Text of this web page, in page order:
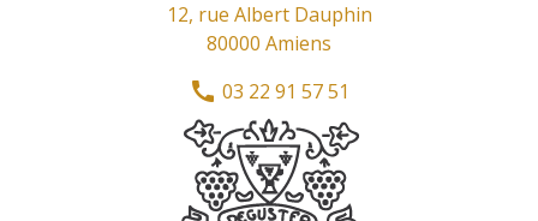
12, rue Albert Dauphin
80000 Amiens
03 22 91 57 51